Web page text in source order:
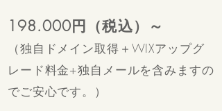
198.000円（税込）～
（独自ドメイン取得＋WIXアップグ
レード料金+独自メールを含みますの
でご安心です。）